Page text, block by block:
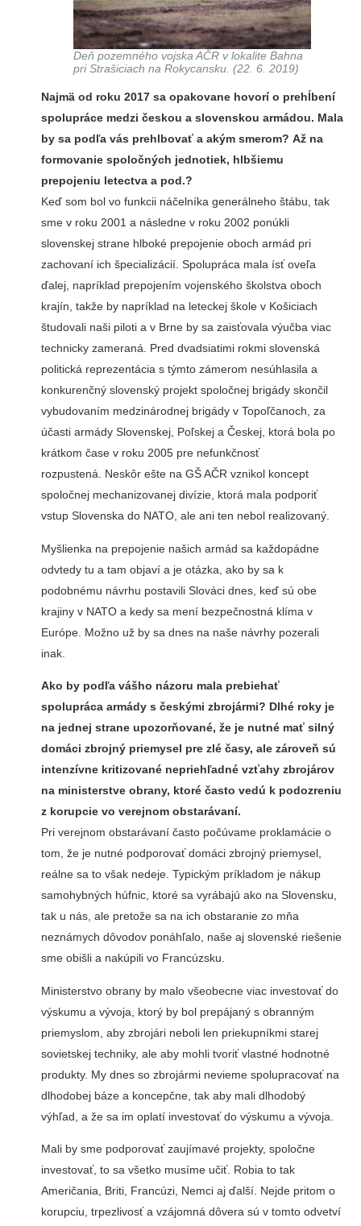
Deň pozemného vojska AČR v lokalite Bahna
pri Strašiciach na Rokycansku. (22. 6. 2019)
Najmä od roku 2017 sa opakovane hovorí o prehĺbení
spolupráce medzi českou a slovenskou armádou. Mala
by sa podľa vás prehlbovať a akým smerom? Až na
formovanie spoločných jednotiek, hlbšiemu
prepojeniu letectva a pod.?
Keď som bol vo funkcii náčelníka generálneho štábu, tak
sme v roku 2001 a následne v roku 2002 ponúkli
slovenskej strane hlboké prepojenie oboch armád pri
zachovaní ich špecializácií. Spolupráca mala ísť oveľa
ďalej, napríklad prepojením vojenského školstva oboch
krajín, takže by napríklad na leteckej škole v Košiciach
študovali naši piloti a v Brne by sa zaisťovala výučba viac
technicky zameraná. Pred dvadsiatimi rokmi slovenská
politická reprezentácia s týmto zámerom nesúhlasila a
konkurenčný slovenský projekt spoločnej brigády skončil
vybudovaním medzinárodnej brigády v Topoľčanoch, za
účasti armády Slovenskej, Poľskej a Českej, ktorá bola po
krátkom čase v roku 2005 pre nefunkčnosť
rozpustená. Neskôr ešte na GŠ AČR vznikol koncept
spoločnej mechanizovanej divízie, ktorá mala podporiť
vstup Slovenska do NATO, ale ani ten nebol realizovaný.
Myšlienka na prepojenie našich armád sa každopádne
odvtedy tu a tam objaví a je otázka, ako by sa k
podobnému návrhu postavili Slováci dnes, keď sú obe
krajiny v NATO a kedy sa mení bezpečnostná klíma v
Európe. Možno už by sa dnes na naše návrhy pozerali
inak.
Ako by podľa vášho názoru mala prebiehať
spolupráca armády s českými zbrojármi? Dlhé roky je
na jednej strane upozorňované, že je nutné mať silný
domáci zbrojný priemysel pre zlé časy, ale zároveň sú
intenzívne kritizované nepriehľadné vzťahy zbrojárov
na ministerstve obrany, ktoré často vedú k podozreniu
z korupcie vo verejnom obstarávaní.
Pri verejnom obstarávaní často počúvame proklamácie o
tom, že je nutné podporovať domáci zbrojný priemysel,
reálne sa to však nedeje. Typickým príkladom je nákup
samohybných húfnic, ktoré sa vyrábajú ako na Slovensku,
tak u nás, ale pretože sa na ich obstaranie zo mňa
neznámych dôvodov ponáhľalo, naše aj slovenské riešenie
sme obišli a nakúpili vo Francúzsku.
Ministerstvo obrany by malo všeobecne viac investovať do
výskumu a vývoja, ktorý by bol prepájaný s obranným
priemyslom, aby zbrojári neboli len priekupníkmi starej
sovietskej techniky, ale aby mohli tvoriť vlastné hodnotné
produkty. My dnes so zbrojármi nevieme spolupracovať na
dlhodobej báze a koncepčne, tak aby mali dlhodobý
výhľad, a že sa im oplatí investovať do výskumu a vývoja.
Mali by sme podporovať zaujímavé projekty, spoločne
investovať, to sa všetko musíme učiť. Robia to tak
Američania, Briti, Francúzi, Nemci aj ďalší. Nejde pritom o
korupciu, trpezlivosť a vzájomná dôvera sú v tomto odvetví